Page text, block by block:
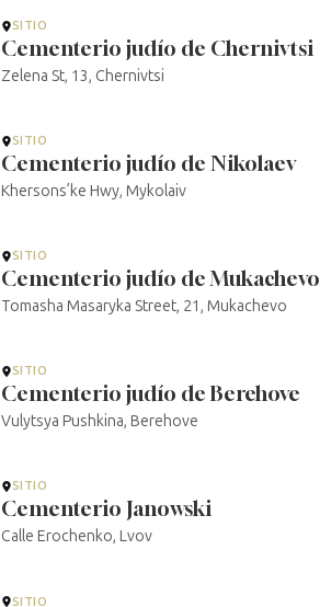
SITIO
Cementerio judío de Chernivtsi
Zelena St, 13, Chernivtsi
SITIO
Cementerio judío de Nikolaev
Khersons’ke Hwy, Mykolaiv
SITIO
Cementerio judío de Mukachevo
Tomasha Masaryka Street, 21, Mukachevo
SITIO
Cementerio judío de Berehove
Vulytsya Pushkina, Berehove
SITIO
Cementerio Janowski
Calle Erochenko, Lvov
SITIO